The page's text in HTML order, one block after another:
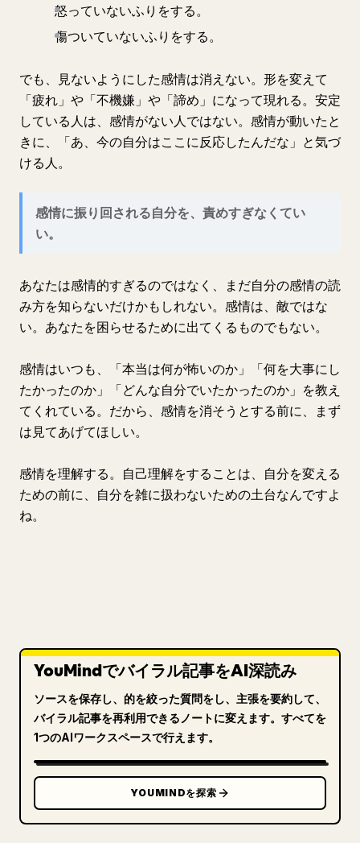
怒っていないふりをする。
傷ついていないふりをする。
でも、見ないようにした感情は消えない。形を変えて
「疲れ」や「不機嫌」や「諦め」になって現れる。安定
している人は、感情がない人ではない。感情が動いたと
きに、「あ、今の自分はここに反応したんだな」と気づ
ける人。
感情に振り回される自分を、責めすぎなくてい
い。
あなたは感情的すぎるのではなく、まだ自分の感情の読
み方を知らないだけかもしれない。感情は、敵ではな
い。あなたを困らせるために出てくるものでもない。
感情はいつも、「本当は何が怖いのか」「何を大事にし
たかったのか」「どんな自分でいたかったのか」を教え
てくれている。だから、感情を消そうとする前に、まず
は見てあげてほしい。
感情を理解する。自己理解をすることは、自分を変える
ための前に、自分を雑に扱わないための土台なんですよ
ね。
YouMindでバイラル記事をAI深読み
ソースを保存し、的を絞った質問をし、主張を要約して、
バイラル記事を再利用できるノートに変えます。すべてを
1つのAIワークスペースで行えます。
YOUMINDを探索